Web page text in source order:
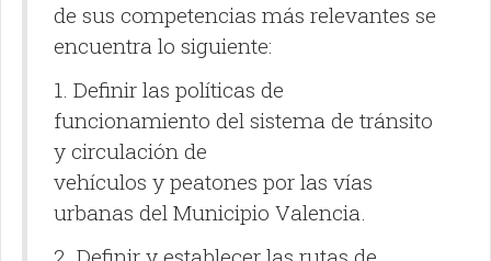
de sus competencias más relevantes se
encuentra lo siguiente:
1. Definir las políticas de
funcionamiento del sistema de tránsito
y circulación de
vehículos y peatones por las vías
urbanas del Municipio Valencia.